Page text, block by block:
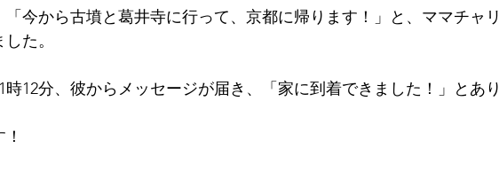
今から古墳と葛井寺に行って、京都に帰ります！」と、ママチャリ
た。
12分、彼からメッセージが届き、「家に到着できました！」とあり